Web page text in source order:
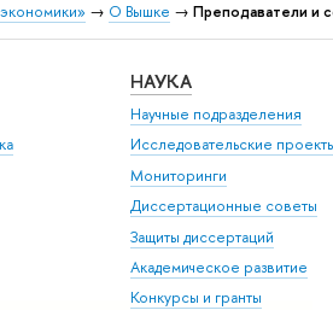
→ О Вышке → Преподаватели и
НАУКА
Научные подразделения
Исследовательские
Мониторинги
Диссертационные советы
Защиты диссертаций
Академическое развитие
Конкурсы и гранты